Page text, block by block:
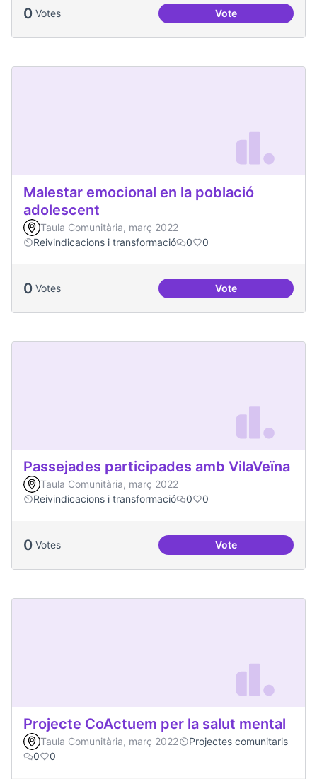
0 Votes VoteRedefinició Casal
Malestar emocional en la població
adolescent
Taula Comunitària, març 2022
Reivindicacions i transformació
0 0
0 Votes VoteMalestar
Passejades participades amb VilaVeïna
Taula Comunitària, març 2022
Reivindicacions i transformació
0 0
0 Votes VotePassejades
Projecte CoActuem per la salut mental
Taula Comunitària, març 2022
Projectes comunitaris
0
0